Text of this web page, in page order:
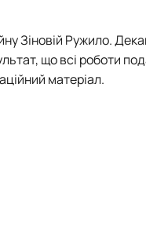
after Ye. Khraplivyi
Зіновій Ружило.
що всі роботи
матеріал.